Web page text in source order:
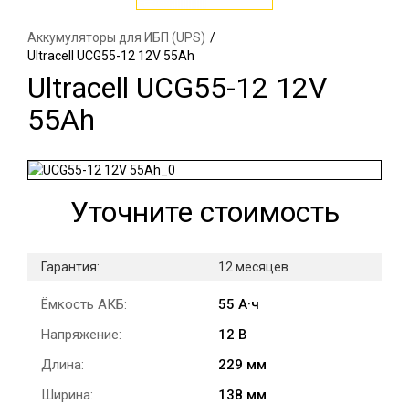
Аккумуляторы для ИБП (UPS) /
Ultracell UCG55-12 12V 55Ah
Ultracell UCG55-12 12V
55Ah
Уточните стоимость
Гарантия: 12 месяцев
Ёмкость АКБ:
55 А·ч
Напряжение:
12 В
Длина:
229 мм
Ширина:
138 мм